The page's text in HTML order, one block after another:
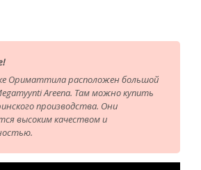
Ориматтила расположен большой
Areena. Там можно купить
производства. Они
высоким качеством и